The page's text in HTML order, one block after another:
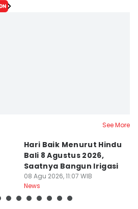
See More
Hari Baik Menurut Hindu
Bali 8 Agustus 2026,
Saatnya Bangun Irigasi
08 Agu 2026, 11:07 WIB
News